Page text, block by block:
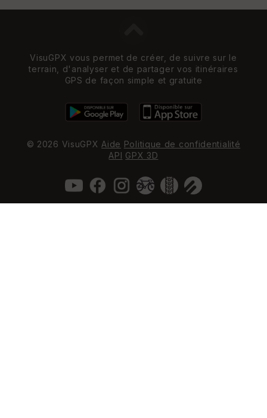
VisuGPX vous permet de créer, de suivre sur le
terrain, d'analyser et de partager vos itinéraires
GPS de façon simple et gratuite
© 2026 VisuGPX Aide Politique de confidentialité
API GPX 3D